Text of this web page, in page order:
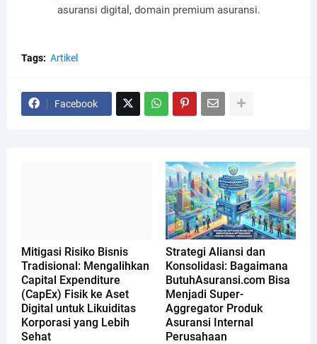
asuransi digital, domain premium asuransi.
Tags: Artikel
Facebook
Mitigasi Risiko Bisnis
Tradisional: Mengalihkan
Capital Expenditure
(CapEx) Fisik ke Aset
Digital untuk Likuiditas
Korporasi yang Lebih
Sehat
Strategi Aliansi dan
Konsolidasi: Bagaimana
ButuhAsuransi.com Bisa
Menjadi Super-
Aggregator Produk
Asuransi Internal
Perusahaan